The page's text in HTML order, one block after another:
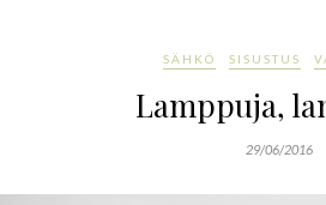
SÄHKÖ SISUSTUS
Lamppuja,
29/06/2016